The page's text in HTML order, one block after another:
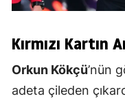
Kırmızı Kartın
Orkun Kökçü’nün
adeta çileden